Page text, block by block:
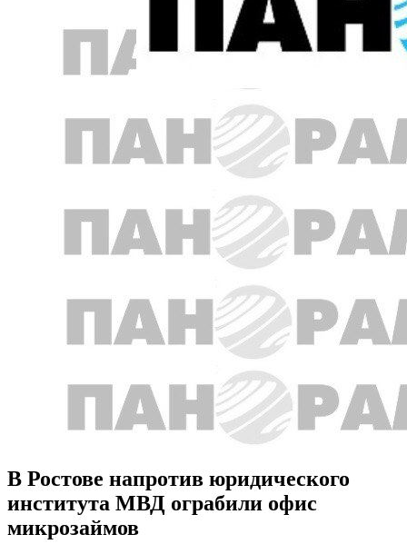
В Ростове напротив юридического
института МВД ограбили офис
микрозаймов